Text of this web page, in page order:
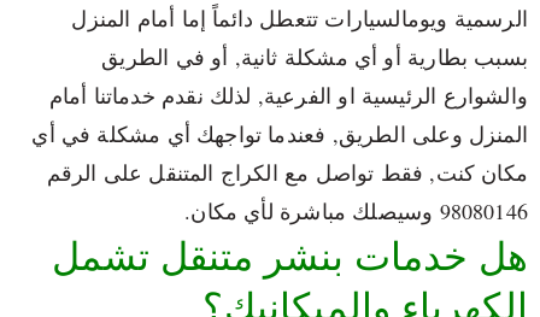
الرسمية ويومالسيارات تتعطل دائماً إما أمام المنزل
بسبب بطارية أو أي مشكلة ثانية, أو في الطريق
والشوارع الرئيسية او الفرعية, لذلك نقدم خدماتنا أمام
المنزل وعلى الطريق, فعندما تواجهك أي مشكلة في أي
مكان كنت, فقط تواصل مع الكراج المتنقل على الرقم
98080146‬ وسيصلك مباشرة لأي مكان.
هل خدمات بنشر متنقل تشمل
الكهرباء والميكانيك؟